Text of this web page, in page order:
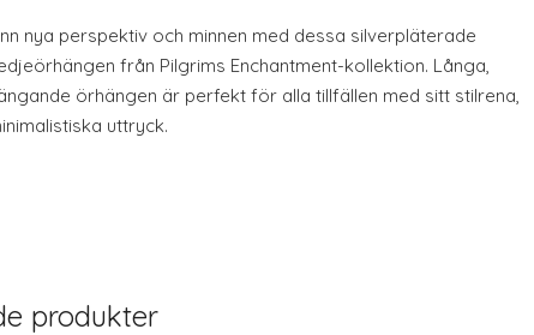
nya perspektiv och minnen med dessa silverpläterade
från Pilgrims Enchantment-kollektion. Långa,
örhängen är perfekt för alla tillfällen med sitt stilrena,
uttryck.
produkter